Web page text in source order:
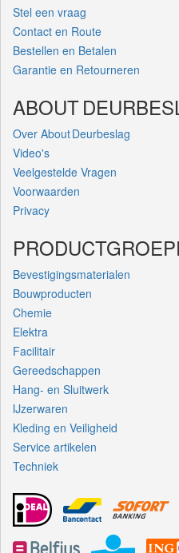
Stel een vraag
Contact en Route
Bestellen en Betalen
Garantie en Retourneren
ABOUT
Over About Deurbeslag
Video's
Veelgestelde Vragen
Voorwaarden
Privacy
Bevestigingsmaterialen
Bouwproducten
Chemie
Elektra
Facilitair
Gereedschappen
Hang- en Sluitwerk
IJzerwaren
Kleding en Veiligheid
Service artikelen
Techniek